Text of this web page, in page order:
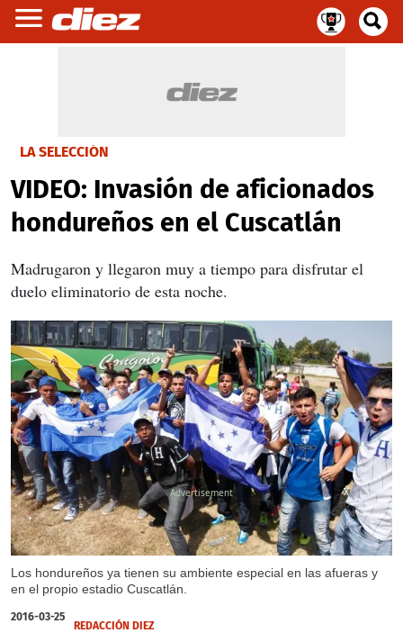
LA SELECCIÓN
VIDEO: Invasión de aficionados
hondureños en el Cuscatlán
Madrugaron y llegaron muy a tiempo para disfrutar el
duelo eliminatorio de esta noche.
Los hondureños ya tienen su ambiente especial en las afueras y
en el propio estadio Cuscatlán.
X
X
X
2016-03-25
REDACCIÓN DIEZ